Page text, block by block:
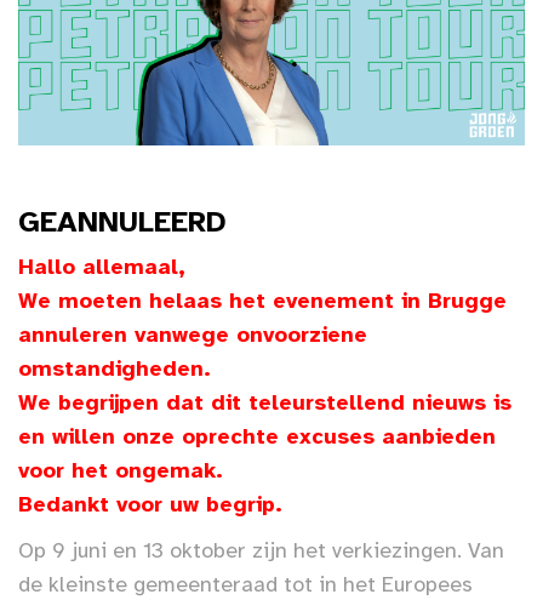
GEANNULEERD
Hallo allemaal,
We moeten helaas het evenement in Brugge
annuleren vanwege onvoorziene
omstandigheden.
We begrijpen dat dit teleurstellend nieuws is
en willen onze oprechte excuses aanbieden
voor het ongemak.
Bedankt voor uw begrip.
Op 9 juni en 13 oktober zijn het verkiezingen. Van
de kleinste gemeenteraad tot in het Europees